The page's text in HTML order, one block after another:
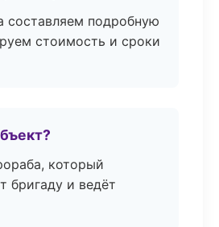
составляем подробную
стоимость и сроки
который
бригаду и ведёт